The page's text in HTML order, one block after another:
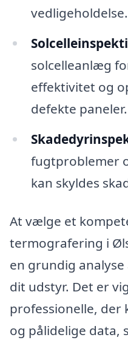
vedligeholdelse.
solcelleanlæg
effektivitet og
defekte paneler.
fugtproblemer
kan skyldes
At vælge et
termografering i
en grundig
dit udstyr. Det er
professionelle, der
og pålidelige data,